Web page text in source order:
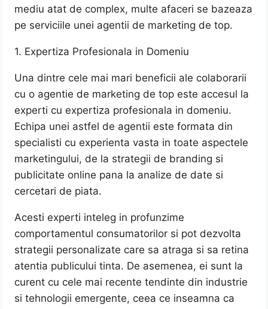
mediu atat de complex, multe afaceri se bazeaza
pe serviciile unei agentii de marketing de top.
1. Expertiza Profesionala in Domeniu
Una dintre cele mai mari beneficii ale colaborarii
cu o agentie de marketing de top este accesul la
experti cu expertiza profesionala in domeniu.
Echipa unei astfel de agentii este formata din
specialisti cu experienta vasta in toate aspectele
marketingului, de la strategii de branding si
publicitate online pana la analize de date si
cercetari de piata.
Acesti experti inteleg in profunzime
comportamentul consumatorilor si pot dezvolta
strategii personalizate care sa atraga si sa retina
atentia publicului tinta. De asemenea, ei sunt la
curent cu cele mai recente tendinte din industrie
si tehnologii emergente, ceea ce inseamna ca